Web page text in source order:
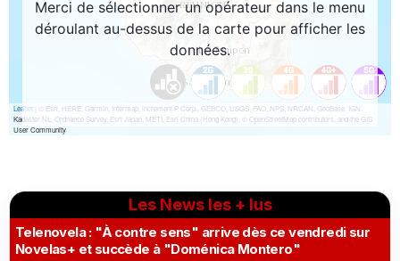
Les News les + lus
Telenovela : "À contre sens" arrive dès ce vendredi sur
Novelas+ et succède à "Doménica Montero"